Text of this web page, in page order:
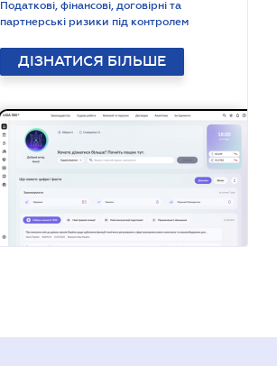
Податкові, фінансові, договірні та
партнерські ризики під контролем
ДІЗНАТИСЯ БІЛЬШЕ